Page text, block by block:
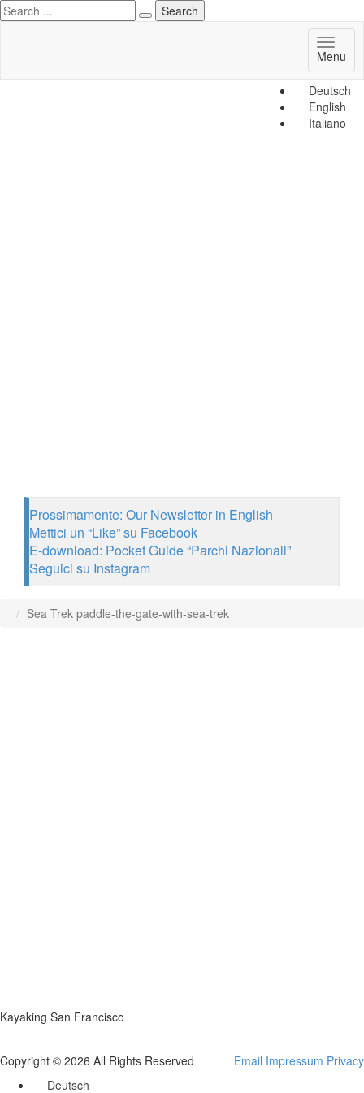
Deutsch
English
Italiano
Menu
Prossimamente: Our Newsletter in English
Mettici un “Like” su Facebook
E-download: Pocket Guide “Parchi Nazionali”
Seguici su Instagram
Sea Trek paddle-the-gate-with-sea-trek
Kayaking San Francisco
Copyright © 2026 All Rights Reserved Email Impressum Privacy
Deutsch